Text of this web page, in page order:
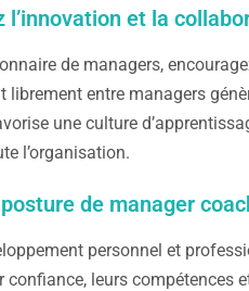
l’innovation et la
de managers,
librement entre managers
une culture
l’organisation.
de manager
personnel et
confiance, leurs compétences